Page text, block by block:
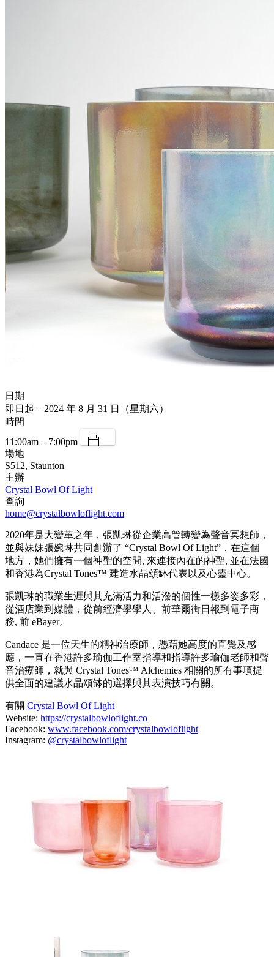
日期
即日起 – 2024 年 8 月 31 日（星期六）
時間
11:00am – 7:00pm
場地
S512, Staunton
主辦
Crystal Bowl Of Light
查詢
home@crystalbowloflight.com
2020年是大變革之年，張凱琳從企業高管轉變為聲音冥想師，
並與妹妹張婉琳共同創辦了 “Crystal Bowl Of Light”，在這個
地方，她們擁有一個神聖的空間, 來連接內在的神聖, 並在法國
和香港為Crystal Tones™️ 建造水晶頌缽代表以及心靈中心。
張凱琳的職業生涯與其充滿活力和活潑的個性一樣多姿多彩，
從酒店業到媒體，從前經濟學學人、前華爾街日報到電子商
務, 前 eBayer。
Candace 是一位天生的精神治療師，憑藉她高度的直覺及感
應，一直在香港許多瑜伽工作室指導和指導許多瑜伽老師和聲
音治療師，就與 Crystal Tones™ Alchemies 相關的所有事項提
供全面的建議水晶頌缽的選擇與其表演技巧有關。
有關 Crystal Bowl Of Light
Website: https://crystalbowloflight.co
Facebook: www.facebook.com/crystalbowloflight
Instagram: @crystalbowloflight